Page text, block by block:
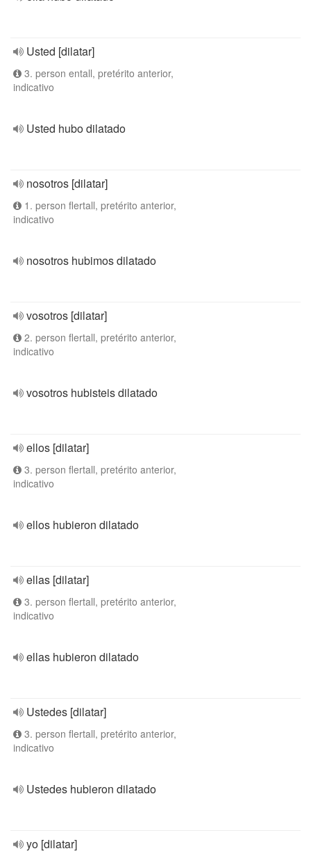
Usted [dilatar]
3. person entall, pretérito anterior,
indicativo
Usted hubo dilatado
nosotros [dilatar]
1. person flertall, pretérito anterior,
indicativo
nosotros hubimos dilatado
vosotros [dilatar]
2. person flertall, pretérito anterior,
indicativo
vosotros hubisteis dilatado
ellos [dilatar]
3. person flertall, pretérito anterior,
indicativo
ellos hubieron dilatado
ellas [dilatar]
3. person flertall, pretérito anterior,
indicativo
ellas hubieron dilatado
Ustedes [dilatar]
3. person flertall, pretérito anterior,
indicativo
Ustedes hubieron dilatado
yo [dilatar]